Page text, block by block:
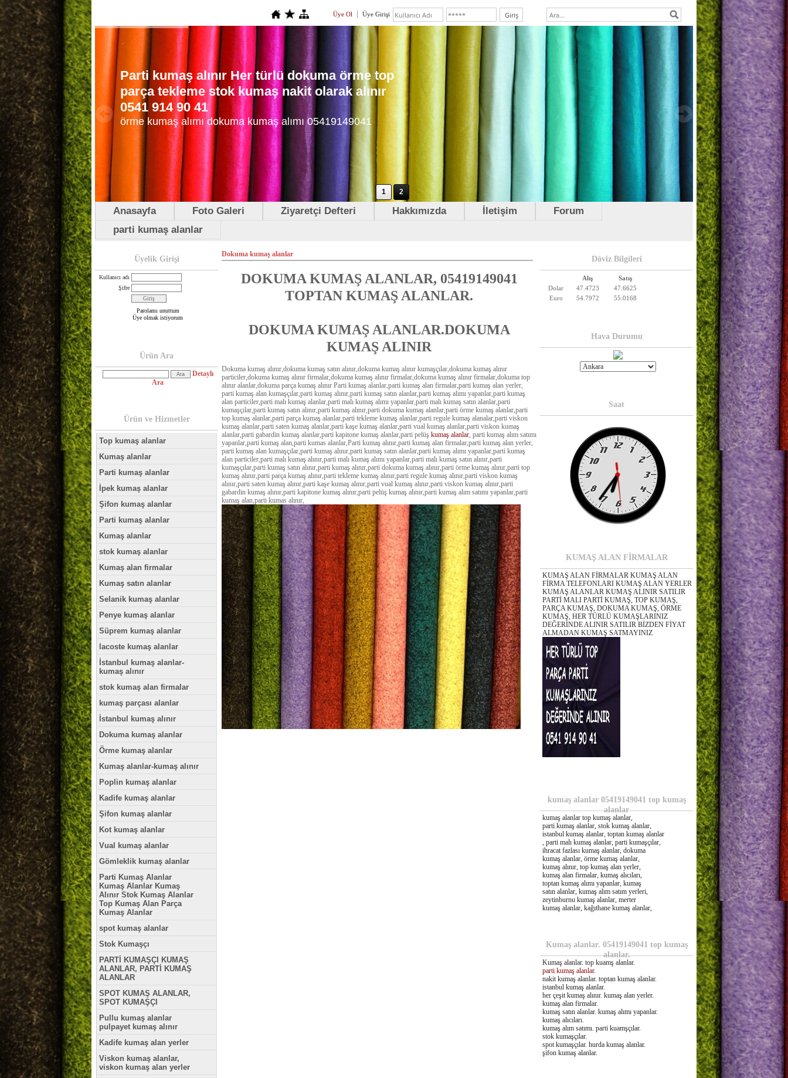
Üye Ol Üye Girişi
Parti kumaş alınır Her türlü dokuma örme top
parça tekleme stok kumaş nakit olarak alınır
0541 914 90 41
örme kumaş alımı dokuma kumaş alımı 05419149041
1 2
Anasayfa Foto Galeri Ziyaretçi Defteri Hakkımızda İletişim
Forum
parti kumaş alanlar
Üyelik Girişi
Kullanıcı adı
Şifre
Parolamı unuttum
Üye olmak istiyorum
Ürün Ara
Detaylı
Ara
Ürün ve Hizmetler
Top kumaş alanlar
Kumaş alanlar
Parti kumaş alanlar
İpek kumaş alanlar
Şifon kumaş alanlar
Parti kumaş alanlar
Kumaş alanlar
stok kumaş alanlar
Kumaş alan firmalar
Kumaş satın alanlar
Selanik kumaş alanlar
Penye kumaş alanlar
Süprem kumaş alanlar
lacoste kumaş alanlar
İstanbul kumaş alanlar-
kumaş alınır
stok kumaş alan firmalar
kumaş parçası alanlar
İstanbul kumaş alınır
Dokuma kumaş alanlar
Örme kumaş alanlar
Kumaş alanlar-kumaş alınır
Poplin kumaş alanlar
Kadife kumaş alanlar
Şifon kumaş alanlar
Kot kumaş alanlar
Vual kumaş alanlar
Gömleklik kumaş alanlar
Parti Kumaş Alanlar
Kumaş Alanlar Kumaş
Alınır Stok Kumaş Alanlar
Top Kumaş Alan Parça
Kumaş Alanlar
spot kumaş alanlar
Stok Kumaşçı
PARTİ KUMAŞÇI KUMAŞ
ALANLAR, PARTİ KUMAŞ
ALANLAR
SPOT KUMAŞ ALANLAR,
SPOT KUMAŞÇI
Pullu kumaş alanlar
pulpayet kumaş alınır
Kadife kumaş alan yerler
Viskon kumaş alanlar,
viskon kumaş alan yerler
Dokuma kumaş alanlar
DOKUMA KUMAŞ ALANLAR, 05419149041
TOPTAN KUMAŞ ALANLAR.
DOKUMA KUMAŞ ALANLAR.DOKUMA
KUMAŞ ALINIR
Dokuma kumaş alınır,dokuma kumaş satın alınır,dokuma kumaş alınır kumaşçılar,dokuma kumaş alınır
particiler,dokuma kumaş alınır firmalar,dokuma kumaş alınır firmalar,dokuma kumaş alınır firmalar,dokuma top
alınır alanlar,dokuma parça kumaş alınır Parti kumaş alanlar,parti kumaş alan firmalar,parti kumaş alan yerler,
parti kumaş alan kumaşçılar,parti kumaş alınır,parti kumaş satın alanlar,parti kumaş alımı yapanlar,parti kumaş
alan particiler,parti malı kumaş alanlar,parti malı kumaş alımı yapanlar,parti malı kumaş satın alanlar,parti
kumaşçılar,parti kumaş satın alınır,parti kumaş alınır,parti dokuma kumaş alanlar,parti örme kumaş alanlar,parti
top kumaş alanlar,parti parça kumaş alanlar,parti tekleme kumaş alanlar,parti regule kumaş alanalar,parti viskon
kumaş alanlar,parti saten kumaş alanlar,parti kaşe kumaş alanlar,parti vual kumaş alanlar,parti viskon kumaş
alanlar,parti gabardin kumaş alanlar,parti kapitone kumaş alanlar,parti pelüş kumaş alanlar, parti kumaş alım satımı
yapanlar,parti kumaş alan,parti kumas alanlar,Parti kumaş alınır,parti kumaş alan firmalar,parti kumaş alan yerler,
parti kumaş alan kumaşçılar,parti kumaş alınır,parti kumaş satın alanlar,parti kumaş alımı yapanlar,parti kumaş
alan particiler,parti malı kumaş alınır,parti malı kumaş alımı yapanlar,parti malı kumaş satın alınır,parti
kumaşçılar,parti kumaş satın alınır,parti kumaş alınır,parti dokuma kumaş alınır,parti örme kumaş alınır,parti top
kumaş alınır,parti parça kumaş alınır,parti tekleme kumaş alınır,parti regule kumaş alınır,parti viskon kumaş
alınır,parti saten kumaş alınır,parti kaşe kumaş alınır,parti vual kumaş alınır,parti viskon kumaş alınır,parti
gabardin kumaş alınır,parti kapitone kumaş alınır,parti pelüş kumaş alınır,parti kumaş alım satımı yapanlar,parti
kumaş alan,parti kumas alınır,
Döviz Bilgileri
Alış
Satış
Dolar
47.4723
47.6625
Euro
54.7972 55.0168
Hava Durumu
Saat
KUMAŞ ALAN FİRMALAR
KUMAŞ ALAN FİRMALAR KUMAŞ ALAN
FİRMA TELEFONLARI KUMAŞ ALAN YERLER
KUMAŞ ALANLAR KUMAŞ ALINIR SATILIR
PARTİ MALI PARTİ KUMAŞ, TOP KUMAŞ,
PARÇA KUMAŞ, DOKUMA KUMAŞ, ÖRME
KUMAŞ, HER TÜRLÜ KUMAŞLARINIZ
DEĞERİNDE ALINIR SATILIR BİZDEN FİYAT
ALMADAN KUMAŞ SATMAYINIZ
kumaş alanlar 05419149041 top kumaş
alanlar
kumaş alanlar top kumaş alanlar,
parti kumaş alanlar, stok kumaş alanlar,
istanbul kumaş alanlar, toptan kumaş alanlar
, parti malı kumaş alanlar, parti kumaşçılar,
ihracat fazlası kumaş alanlar, dokuma
kumaş alanlar, örme kumaş alanlar,
kumaş alınır, top kumaş alan yerler,
kumaş alan firmalar, kumaş alıcıları,
toptan kumaş alımı yapanlar, kumaş
satın alanlar, kumaş alım satım yerleri,
zeytinburnu kumaş alanlar, merter
kumaş alanlar, kağıthane kumaş alanlar,
Kumaş alanlar. 05419149041 top kumaş
alanlar.
Kumaş alanlar. top kuamş alanlar.
parti kumaş alanlar.
nakit kumaş alanlar. toptan kumaş alanlar.
istanbul kumaş alanlar.
her çeşit kumaş alınır. kumaş alan yerler.
kumaş alan firmalar.
kumaş satın alanlar. kumaş alımı yapanlar.
kumaş alıcıları.
kumaş alım satımı. parti kuamşçılar.
stok kumaşçılar.
spot kumaşçılar. hurda kumaş alanlar.
şifon kumaş alanlar.